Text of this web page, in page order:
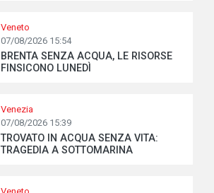
Veneto
07/08/2026 15:54
BRENTA SENZA ACQUA, LE RISORSE
FINSICONO LUNEDÌ
Venezia
07/08/2026 15:39
TROVATO IN ACQUA SENZA VITA:
TRAGEDIA A SOTTOMARINA